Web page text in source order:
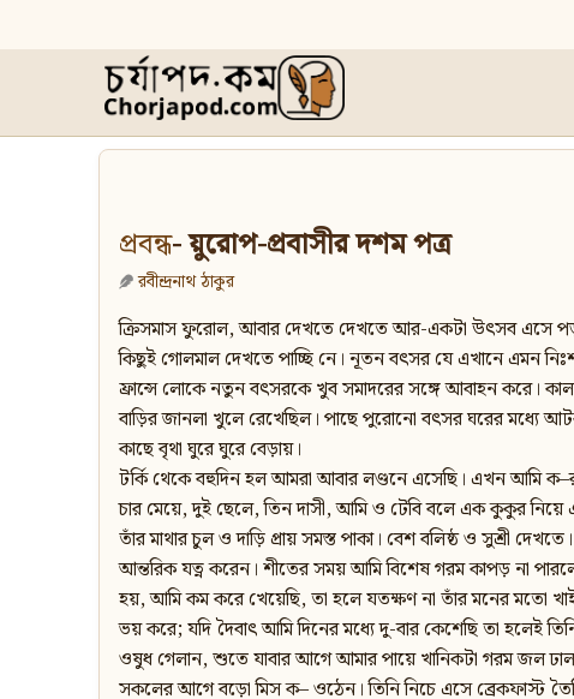
প্রবন্ধ- য়ুরোপ-প্রবাসীর দশম পত্র
রবীন্দ্রনাথ ঠাকুর
ক্রিসমাস ফুরোল, আবার দেখতে দেখতে আর-একটা উৎসব এসে
কিছুই গোলমাল দেখতে পাচ্ছি নে। নূতন বৎসর যে এখানে এমন
ফ্রান্সে লোকে নতুন বৎসরকে খুব সমাদরের সঙ্গে আবাহন করে। কাল
বাড়ির জানলা খুলে রেখেছিল। পাছে পুরোনো বৎসর ঘরের মধ্যে
কাছে বৃথা ঘুরে ঘুরে বেড়ায়।
টর্কি থেকে বহুদিন হল আমরা আবার লণ্ডনে এসেছি। এখন আমি ক–র
চার মেয়ে, দুই ছেলে, তিন দাসী, আমি ও টেবি বলে এক কুকুর নিয়ে
তাঁর মাথার চুল ও দাড়ি প্রায় সমস্ত পাকা। বেশ বলিষ্ঠ ও সুশ্রী
আন্তরিক যত্ন করেন। শীতের সময় আমি বিশেষ গরম কাপড় না
হয়, আমি কম করে খেয়েছি, তা হলে যতক্ষণ না তাঁর মনের মতো
ভয় করে; যদি দৈবাৎ আমি দিনের মধ্যে দু-বার কেশেছি তা হলেই
ওষুধ গেলান, শুতে যাবার আগে আমার পায়ে খানিকটা গরম জল
সকলের আগে বড়ো মিস ক– ওঠেন। তিনি নিচে এসে ব্রেকফাস্ট